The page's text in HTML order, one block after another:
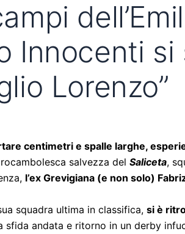
Innocenti si
Lorenzo”
centimetri e spalle larghe,
salvezza del Saliceta,
l’ex Grevigiana (e non solo)
squadra ultima in classifica, si è
sfida andata e ritorno in un derby